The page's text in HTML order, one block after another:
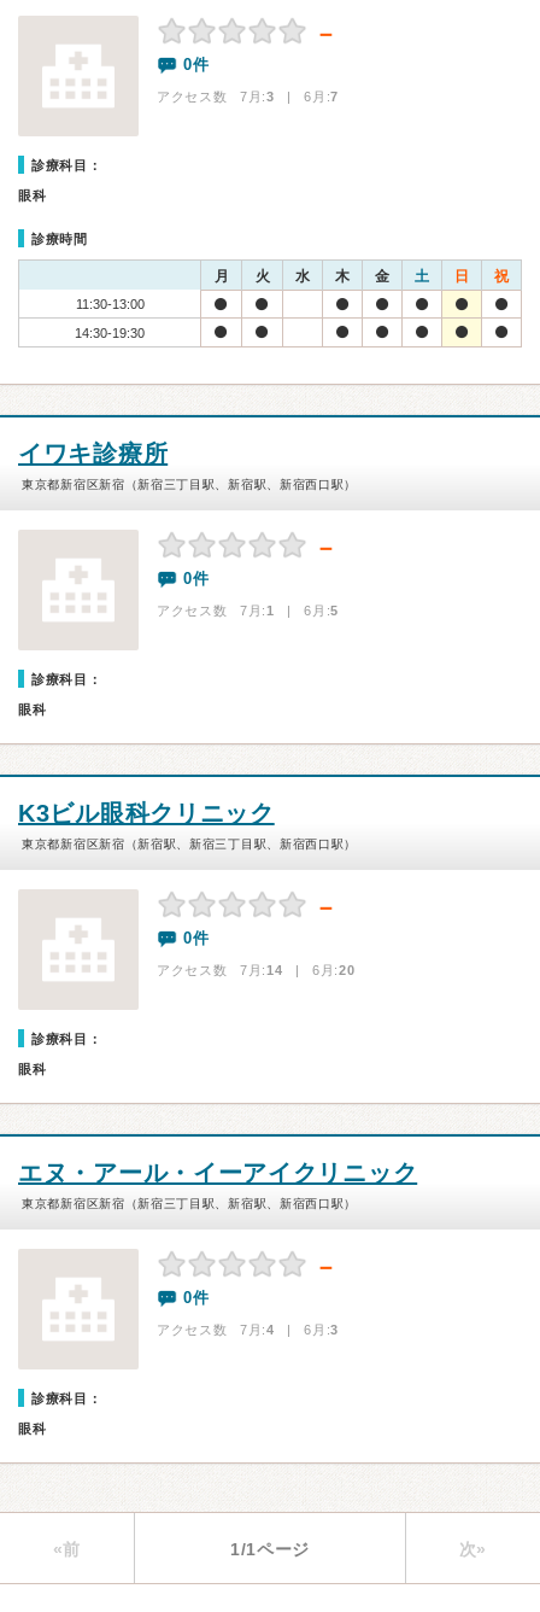
－
0件
アクセス数 7月:3 | 6月:7
診療科目：
眼科
診療時間
月 火 水 木 金 土 日 祝
11:30-13:00
14:30-19:30
イワキ診療所
東京都新宿区新宿（新宿三丁目駅、新宿駅、新宿西口駅）
－
0件
アクセス数 7月:1 | 6月:5
診療科目：
眼科
K3ビル眼科クリニック
東京都新宿区新宿（新宿駅、新宿三丁目駅、新宿西口駅）
－
0件
アクセス数 7月:14 | 6月:20
診療科目：
眼科
エヌ・アール・イーアイクリニック
東京都新宿区新宿（新宿三丁目駅、新宿駅、新宿西口駅）
－
0件
アクセス数 7月:4 | 6月:3
診療科目：
眼科
«前 1/1ページ 次»